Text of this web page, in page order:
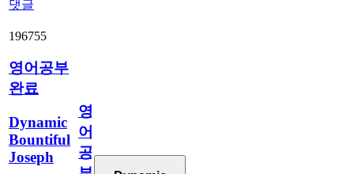
댓글
196755
영어공부
완료
Dynamic
Bountiful
Joseph
영
어
공